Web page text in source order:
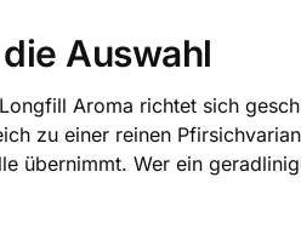
Auswahl
Aroma richtet sich
zu einer reinen
übernimmt. Wer ein